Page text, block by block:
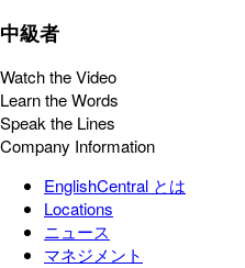
中級者
Watch the Video
Learn the Words
Speak the Lines
Company Information
EnglishCentral とは
Locations
ニュース
マネジメント